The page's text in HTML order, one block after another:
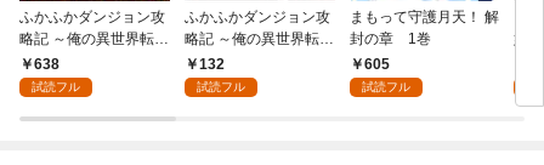
ふかふかダンジョン攻
略記 ～俺の異世界転生
冒険譚～ 1巻
638
試読フル
ふかふかダンジョン攻
略記 ～俺の異世界転生
冒険譚～【分冊版】 1
巻
132
試読フル
まもって守護月天！ 解
封の章 1巻
605
試読フル
嬢
隊
版